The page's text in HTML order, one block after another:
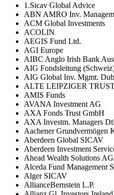
1.Sicav Global Advice
ABN AMRO Inv.
ACM Global Investments
ACOLIN
AEGIS Fund Ltd.
AGI Europe
AIBC Anglo Irish Bank
AIG Fondsleitung
AIG Global Inv. Mgmt.
ALTE LEIPZIGER TRUST
AMIS Funds
AVANA Investment AG
AXA Fonds Trust GmbH
AXA Investm. Managers
Aachener Grundvermögen
Aberdeen Global SICAV
Aberdeen Investment
Ahead Wealth Solutions
Alceda Fund Management
Alger SICAV
AllianceBernstein L.P.